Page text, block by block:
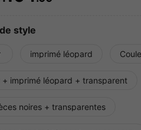
AND
style
imprimé léopard
+ imprimé léopard + transparent
noires + transparentes